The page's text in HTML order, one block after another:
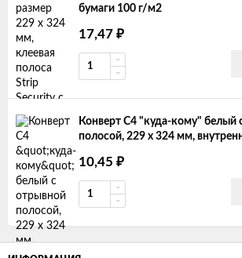
бумаги 100 г/м2
17,47 ₽
Конверт С4 "куда-кому" белый
полосой, 229 x 324 мм,
10,45 ₽